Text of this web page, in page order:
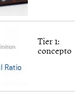
Tier 1:
concepto